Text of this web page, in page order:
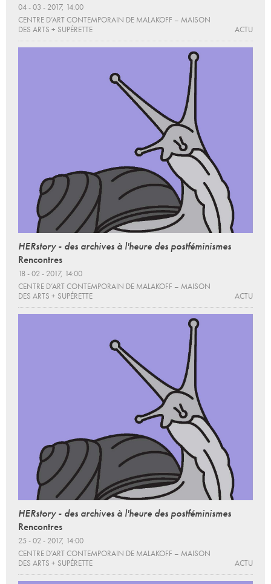
04 - 03 - 2017, 14:00
CENTRE D’ART CONTEMPORAIN DE MALAKOFF – MAISON
DES ARTS + SUPÉRETTE
ACTU
HERstory - des archives à l'heure des postféminismes
Rencontres
18 - 02 - 2017, 14:00
CENTRE D’ART CONTEMPORAIN DE MALAKOFF – MAISON
DES ARTS + SUPÉRETTE
ACTU
HERstory - des archives à l'heure des postféminismes
Rencontres
25 - 02 - 2017, 14:00
CENTRE D’ART CONTEMPORAIN DE MALAKOFF – MAISON
DES ARTS + SUPÉRETTE
ACTU